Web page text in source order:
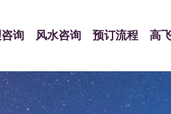
询 风水咨询 预订流程 高